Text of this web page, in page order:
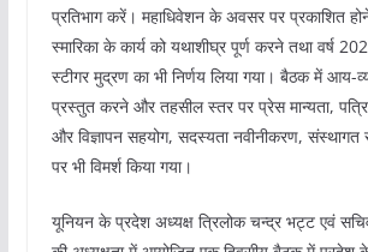
प्रतिभाग करें। महाधिवेशन के अवसर पर प्रकाशित
स्मारिका के कार्य को यथाशीघ्र पूर्ण करने तथा वर्ष
स्टीगर मुद्रण का भी निर्णय लिया गया। बैठक में आय-
प्रस्तुत करने और तहसील स्तर पर प्रेस मान्यता,
और विज्ञापन सहयोग, सदस्यता नवीनीकरण, संस्थागत
पर भी विमर्श किया गया।
यूनियन के प्रदेश अध्यक्ष त्रिलोक चन्द्र भट्ट एवं सचिव